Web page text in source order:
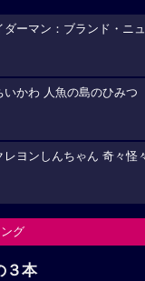
ーマン：ブランド・ニ
かわ 人魚の島のひみつ
ヨンしんちゃん 奇々怪
グ
３本